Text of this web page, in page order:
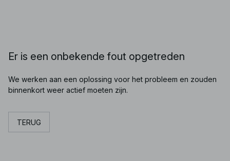
Er is een onbekende fout opgetreden
We werken aan een oplossing voor het probleem en zouden
binnenkort weer actief moeten zijn.
TERUG